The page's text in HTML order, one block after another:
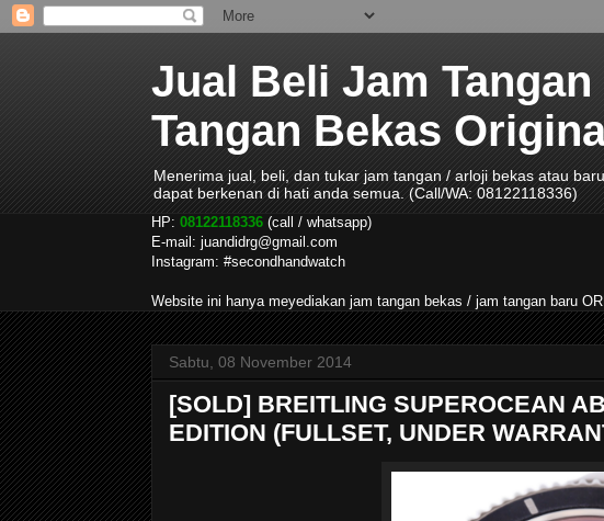
Jual Beli Jam
Tangan Bekas
Menerima jual, beli, dan tukar jam tangan / arloji bekas atau
dapat berkenan di hati anda semua. (Call/WA: 08122118336)
HP: 08122118336 (call / whatsapp)
E-mail: juandidrg@gmail.com
Instagram: #secondhandwatch
Website ini hanya meyediakan jam tangan bekas / jam tangan baru
Sabtu, 08 November 2014
[SOLD] BREITLING SUPEROCEAN
EDITION (FULLSET, UNDER